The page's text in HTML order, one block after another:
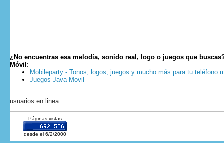
¿No encuentras esa melodía, sonido real, logo o juegos que
Móvil :
Mobileparty - Tonos, logos, juegos y mucho más para tu teléfono
Juegos Java Movil
usuarios en linea
Páginas vistas
desde el 6/2/2000